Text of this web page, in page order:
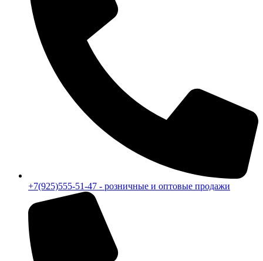
+7(925)555-51-47 - розничные и оптовые продажи